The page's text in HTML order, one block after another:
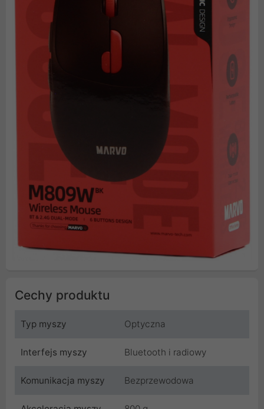
Cechy produktu
Typ myszy Optyczna
Interfejs myszy Bluetooth i radiowy
Komunikacja myszy Bezprzewodowa